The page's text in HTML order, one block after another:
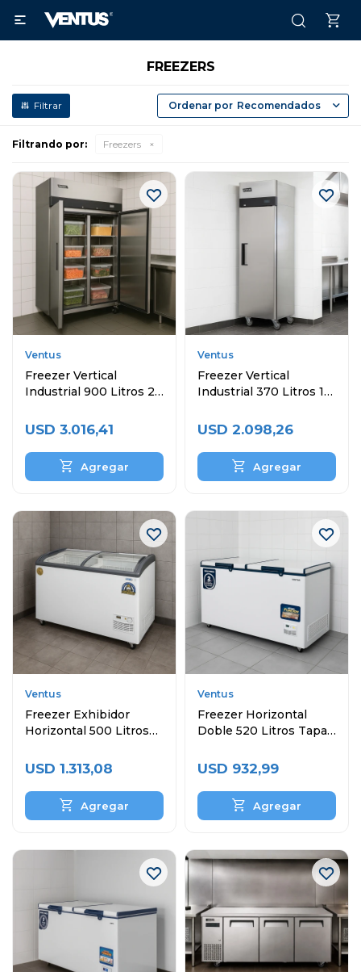

FREEZERS
Recomendados
Filtrando por: Freezers
Ventus
Freezer Vertical
Industrial 900 Litros 2
USD 3.016,41
Ventus
Freezer Vertical
Industrial 370 Litros 1
USD 2.098,26
Ventus
Freezer Exhibidor
Horizontal 500 Litros
USD 1.313,08
Ventus
Freezer Horizontal
Doble 520 Litros Tapa
USD 932,99